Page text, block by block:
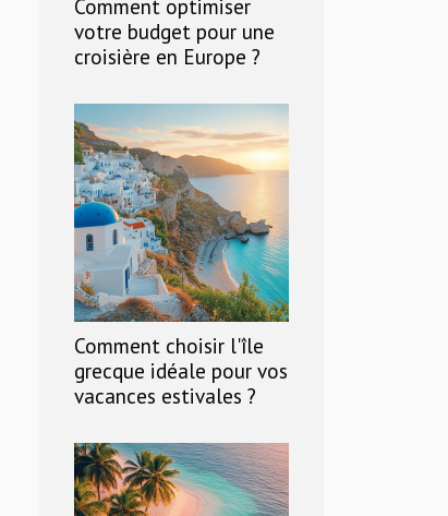
Comment optimiser
votre budget pour une
croisière en Europe ?
Comment choisir l'île
grecque idéale pour vos
vacances estivales ?